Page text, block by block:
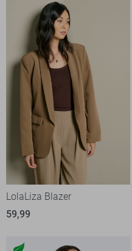
LolaLiza Blazer
59,99